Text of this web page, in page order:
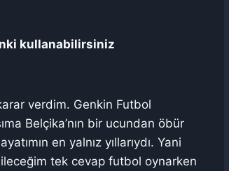
kullanabilirsiniz
verdim. Genkin Futbol
Belçika’nın bir ucundan öbür
en yalnız yıllarıydı. Yani
tek cevap futbol oynarken